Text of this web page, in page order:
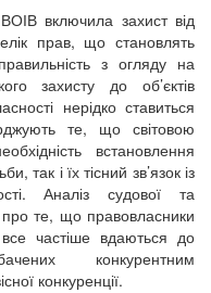
включила захист від
прав, що становлять
з огляду на
захисту до об’єктів
нерідко ставиться
те, що світовою
встановлення
так і їх тісний зв’язок із
Аналіз судової та
про те, що правовласники
все частіше вдаються до
конкурентним
конкуренції.